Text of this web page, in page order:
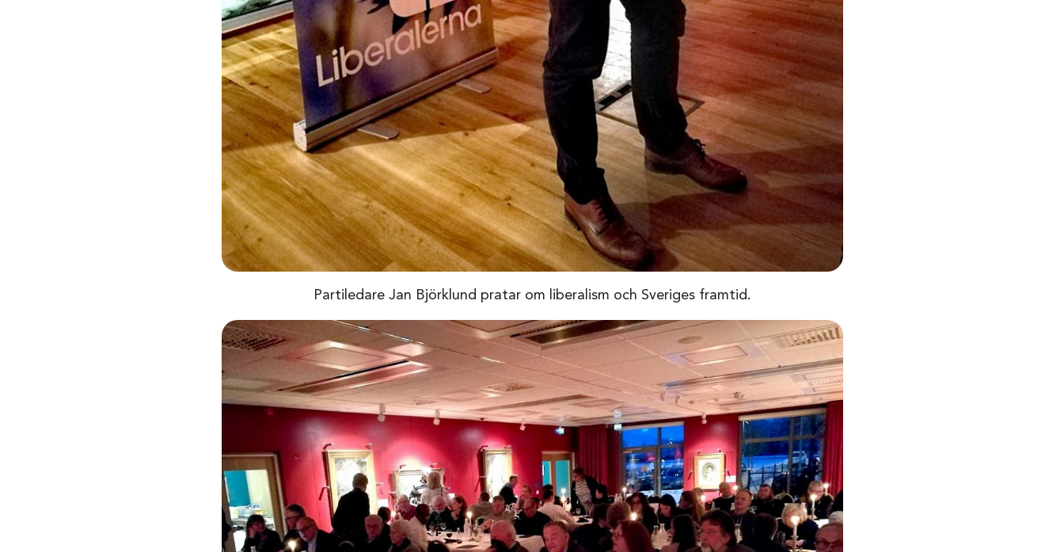
Partiledare Jan Björklund pratar om liberalism och Sveriges framtid.